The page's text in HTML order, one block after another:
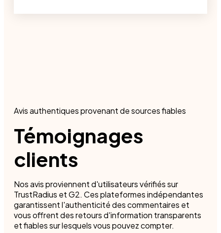
Avis authentiques provenant de sources fiables
Témoignages
clients
Nos avis proviennent d'utilisateurs vérifiés sur
TrustRadius et G2. Ces plateformes indépendantes
garantissent l'authenticité des commentaires et
vous offrent des retours d'information transparents
et fiables sur lesquels vous pouvez compter.